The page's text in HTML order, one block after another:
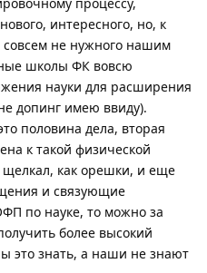
интересного, но, к
не нужного нашим
школы ФК вовсю
науки для расширения
допинг имею ввиду).
половина дела, вторая
к такой физической
как орешки, и еще
и связующие
по науке, то можно за
более высокий
это знать, а наши не знают